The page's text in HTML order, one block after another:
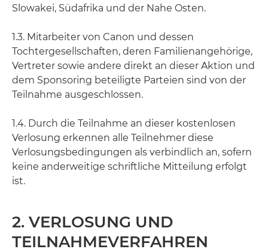
Slowakei, Südafrika und der Nahe Osten.
1.3. Mitarbeiter von Canon und dessen
Tochtergesellschaften, deren Familienangehörige,
Vertreter sowie andere direkt an dieser Aktion und
dem Sponsoring beteiligte Parteien sind von der
Teilnahme ausgeschlossen.
1.4. Durch die Teilnahme an dieser kostenlosen
Verlosung erkennen alle Teilnehmer diese
Verlosungsbedingungen als verbindlich an, sofern
keine anderweitige schriftliche Mitteilung erfolgt
ist.
2. VERLOSUNG UND
TEILNAHMEVERFAHREN